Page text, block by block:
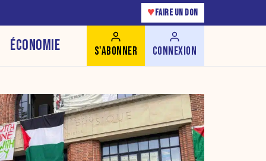
♥ FAIRE UN DON
ÉCONOMIE S'ABONNER CONNEXION